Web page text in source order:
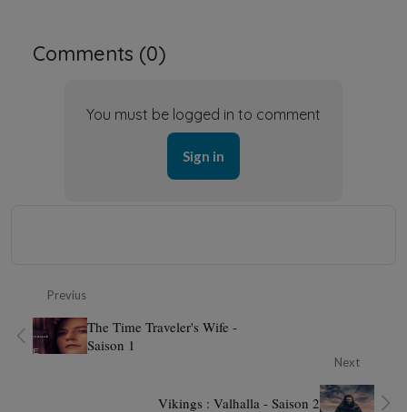
Comments (0)
You must be logged in to comment
Sign in
Previus
The Time Traveler's Wife -
Saison 1
Next
Vikings : Valhalla - Saison 2